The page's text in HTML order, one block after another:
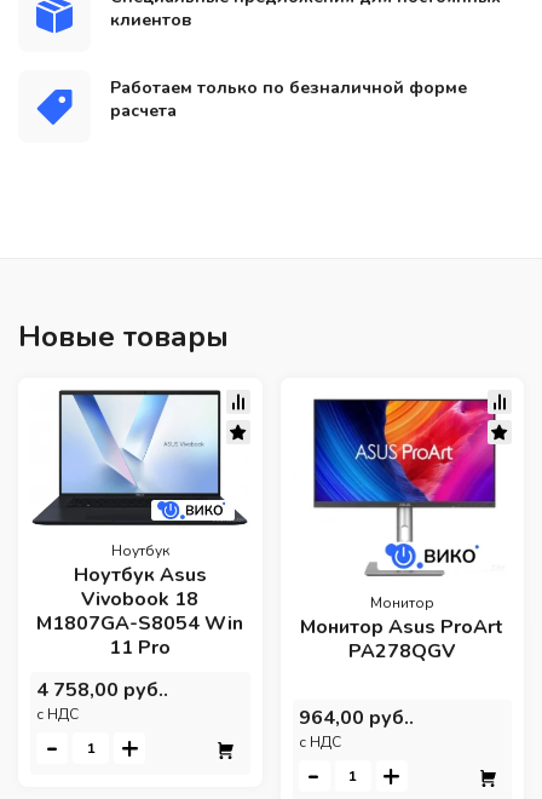
клиентов
Работаем только по безналичной форме
расчета
Новые товары
Ноутбук
Ноутбук Asus
Vivobook 18
M1807GA-S8054 Win
11 Pro
4 758,00 руб..
c НДС
- +
Монитор
Монитор Asus ProArt
PA278QGV
964,00 руб..
c НДС
- +